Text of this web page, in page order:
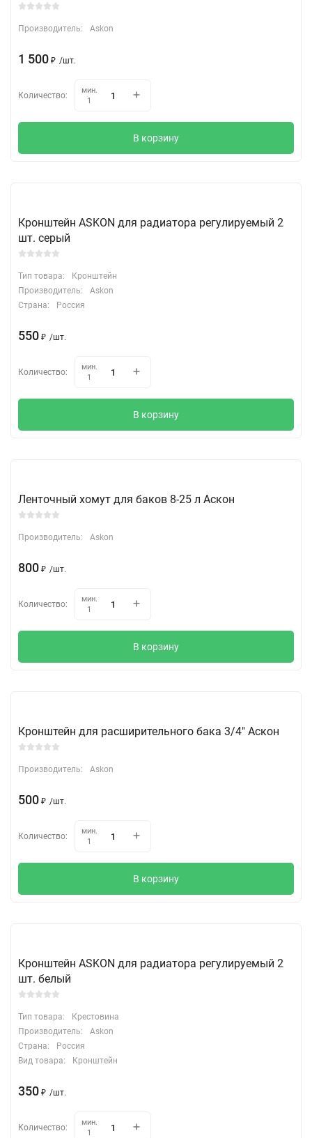
Производитель: Askon
1 500 ₽ /шт.
Количество:
мин.
1
В корзину
Кронштейн ASKON для радиатора регулируемый 2
шт. серый
Тип товара:
Кронштейн
Производитель:
Askon
Страна:
Россия
550 ₽ /шт.
Количество:
мин.
1
В корзину
Ленточный хомут для баков 8-25 л Аскон
Производитель: Askon
800 ₽ /шт.
Количество:
мин.
1
В корзину
Кронштейн для расширительного бака 3/4" Аскон
Производитель: Askon
500 ₽ /шт.
Количество:
мин.
1
В корзину
Кронштейн ASKON для радиатора регулируемый 2
шт. белый
Тип товара:
Крестовина
Производитель:
Askon
Страна:
Россия
Вид товара:
Кронштейн
350 ₽ /шт.
Количество:
мин.
1